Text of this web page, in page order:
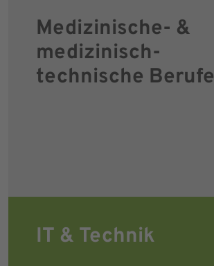
Medizinische- &
medizinisch-
technische Berufe
IT & Technik